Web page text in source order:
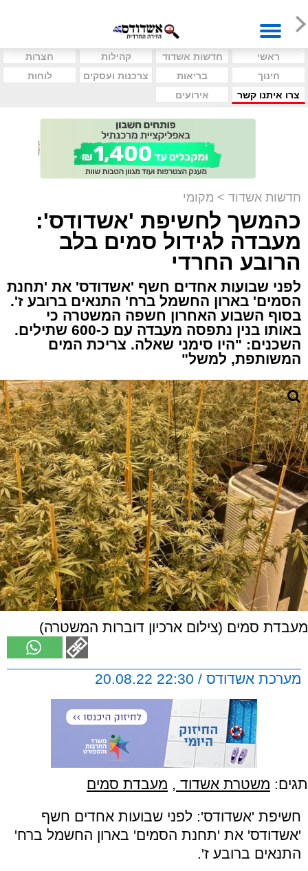
ראשי חדשות אשדוד קהילות
חצרות
חינוך
בריאות צרכנות ועסקים
לוחות
צרו איתנו קשר
אירועים
חדשות אשדוד > מקומי
כהמשך לחשיפת 'אשדודס':
מעבדה לגידול סמים בלב
הרובע החרדי
לפני שבועות אחדים חשף 'אשדודס' את 'תחנת
הסמים' בארון החשמל ברח' התנאים ברובע ז'.
בסוף השבוע האחרון חשפה המשטרה כי
באותו בנין נתפסה מעבדה עם כ-600 שתילים.
השכנים: "היו סימני שאלה. צריכת המים
המשותפת, למשל"
מעבדת סמים (צילום ארכיון דוברות המשטרה)
מערכת אשדודס / 22:30 20.08.22
תגים: משטרת אשדוד , מעבדת סמים
חשיפת 'אשדודס': לפני שבועות אחדים חשף
'אשדודס' את 'תחנת הסמים' בארון החשמל ברח'
התנאים ברובע ז'.